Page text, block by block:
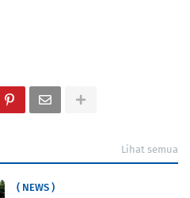
Lihat semua
( NEWS )